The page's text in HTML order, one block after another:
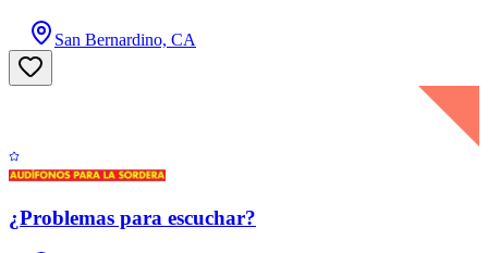
San Bernardino, CA
¿Problemas para escuchar?